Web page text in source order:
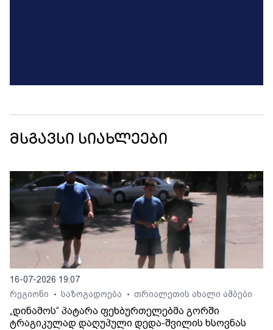
მსგავსი სიახლეები
16-07-2026 19:07
რეგიონი
• საზოგადოება • თრიალეთის ახალი ამბები
„დინამოს“ პატარა ფეხბურთელებმა გორში
ტრაგიკულად დაღუპული დედა-შვილის ხსოვნას